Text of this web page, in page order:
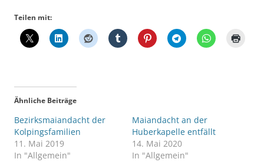
Teilen mit:
Ähnliche Beiträge
Bezirksmaiandacht der
Kolpingsfamilien
11. Mai 2019
In "Allgemein"
Maiandacht an der
Huberkapelle entfällt
14. Mai 2020
In "Allgemein"